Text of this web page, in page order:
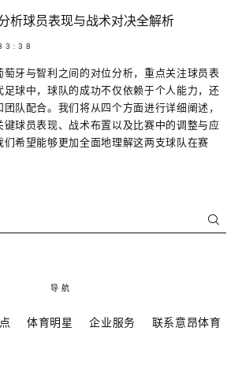
析球员表现与战术对决全解析
牙与智利之间的对位分析，重点关注球员表
球中，球队的成功不仅依赖于个人能力，还
队配合。我们将从四个方面进行详细阐述，
球员表现、战术布置以及比赛中的调整与应
们希望能够更加全面地理解这两支球队在赛
导航
体育明星 企业服务 联系意昂体育